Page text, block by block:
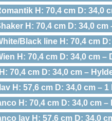
H: 70,4 cm D: 34,0
H: 70,4 cm D: 34,0
Black line H: 70,4 cm
H: 70,4 cm D: 34,0 cm –
70,4 cm D: 34,0 cm –
H: 57,6 cm D: 34,0 cm –
H: 70,4 cm D: 34,0 cm
lav H: 57,6 cm D: 34,0